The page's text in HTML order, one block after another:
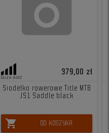
Duża ilość
379,00 zł
Siodełko rowerowe Title MTB
JS1 Saddle black
shopping_cart DO KOSZYKA